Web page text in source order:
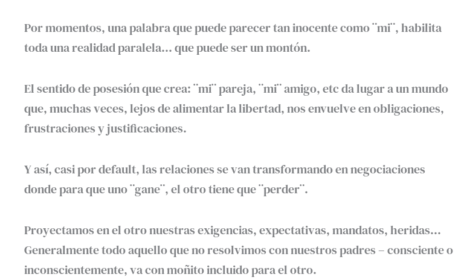
Por momentos, una palabra que puede parecer tan inocente como ¨mi¨, habilita
toda una realidad paralela… que puede ser un montón.
El sentido de posesión que crea: ¨mi¨ pareja, ¨mi¨ amigo, etc da lugar a un mundo
que, muchas veces, lejos de alimentar la libertad, nos envuelve en obligaciones,
frustraciones y justificaciones.
Y así, casi por default, las relaciones se van transformando en negociaciones
donde para que uno ¨gane¨, el otro tiene que ¨perder¨.
Proyectamos en el otro nuestras exigencias, expectativas, mandatos, heridas…
Generalmente todo aquello que no resolvimos con nuestros padres – consciente o
inconscientemente, va con moñito incluido para el otro.